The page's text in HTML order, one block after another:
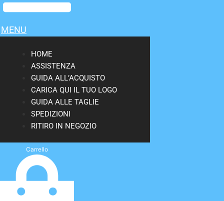
MENU
HOME
ASSISTENZA
GUIDA ALL’ACQUISTO
CARICA QUI IL TUO LOGO
GUIDA ALLE TAGLIE
SPEDIZIONI
RITIRO IN NEGOZIO
Carrello